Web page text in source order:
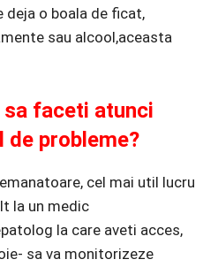
deja o boala de ficat,
sau alcool,aceasta
sa faceti atunci
probleme?
cel mai util lucru
la un medic
la care aveti acces,
sa va monitorizeze